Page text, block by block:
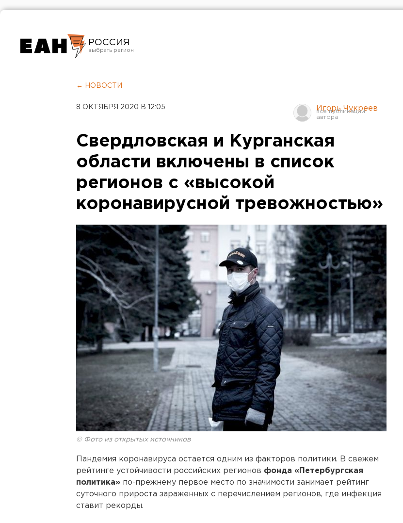
РОССИЯ
Челябинск
← НОВОСТИ
8 ОКТЯБРЯ 2020 В 12:05 Игорь Чукреев
Свердловская и Курганская
области включены в список
регионов с «высокой
коронавирусной тревожностью»
© Фото из открытых источников
Пандемия коронавируса остается одним из факторов политики. В свежем
рейтинге устойчивости российских регионов фонда «Петербургская
политика» по-прежнему первое место по значимости занимает рейтинг
суточного прироста зараженных с перечислением регионов, где инфекция
ставит рекорды.